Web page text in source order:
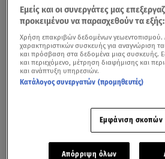
Εμείς και οι συνεργάτες μας
προκειμένου να παρασχεθούν τα εξής:
Χρήση επακριβών δεδομένων
χαρακτηριστικών συσκευής για αναγνώριση
και πρόσβαση στα δεδομένα μιας συσκευής.
και περιεχόμενο, μέτρηση διαφήμισης και
και ανάπτυξη υπηρεσιών.
Κατάλογος συνεργατών (προμηθευτές)
Εμφάνιση σκοπών
Απόρριψη όλων